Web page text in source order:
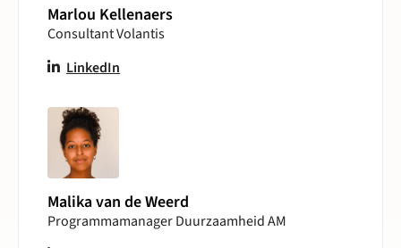
Marlou Kellenaers
Consultant Volantis
LinkedIn
Malika van de Weerd
Programmamanager Duurzaamheid AM